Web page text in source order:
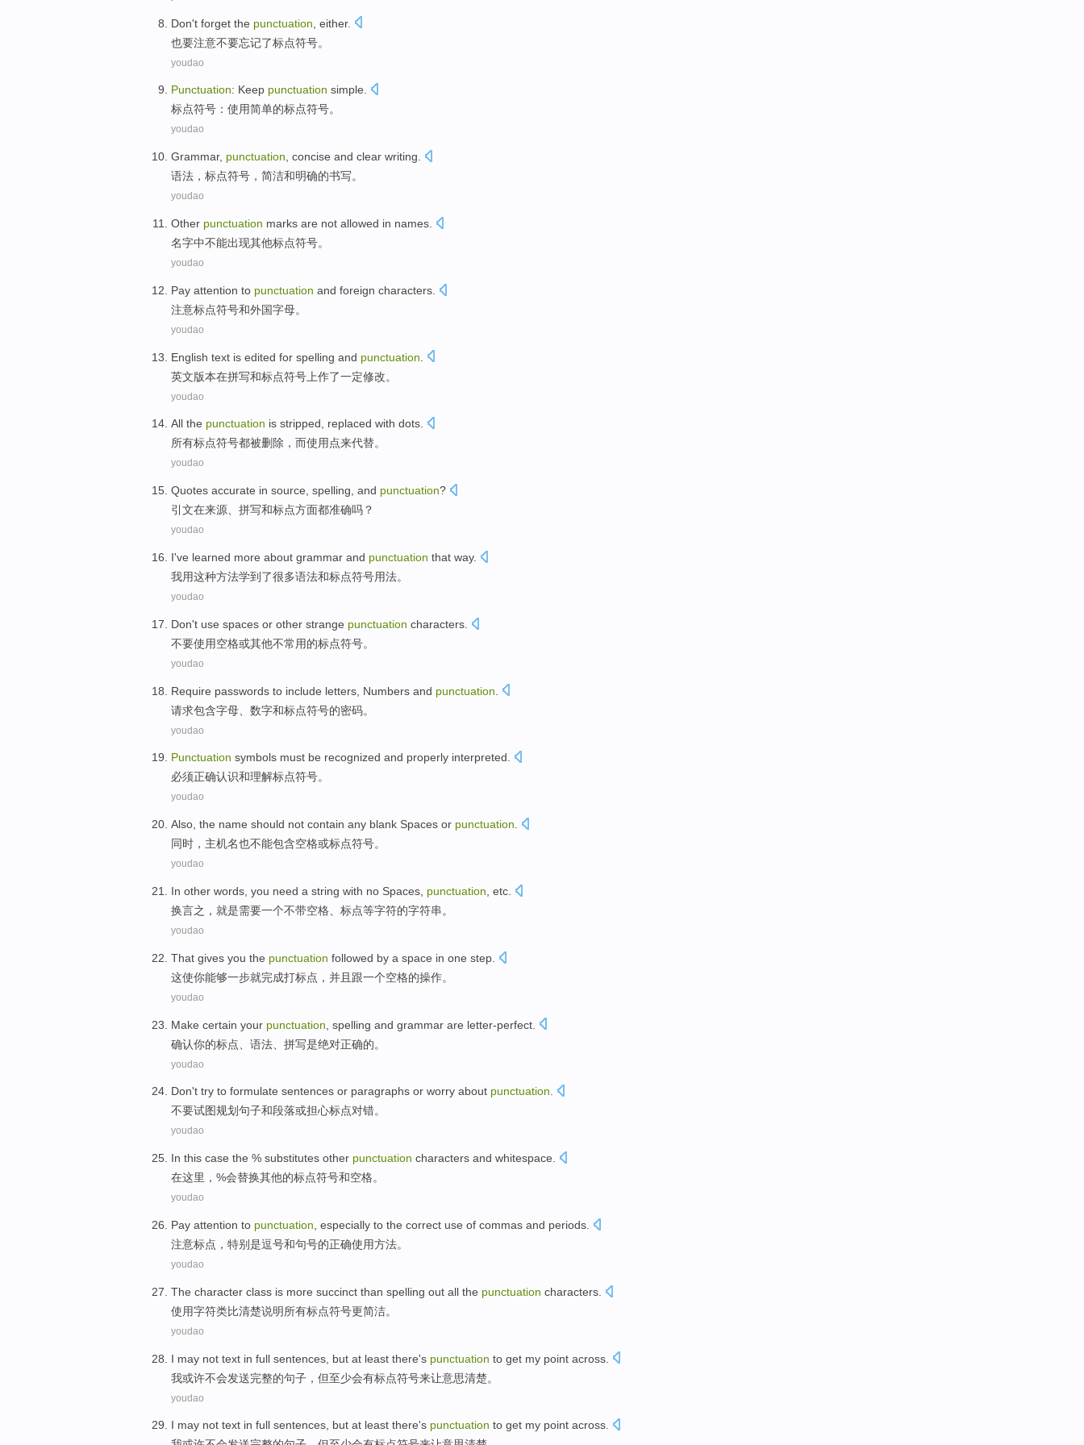
Don't forget the punctuation either.
也要注意不要忘记了标点符号。
youdao
Punctuation: Keep punctuation simple.
标点符号：使用简单的标点符号。
youdao
Grammar, punctuation concise and clear writing
语法 ， 标点符号 ， 简洁和明确的书写。
youdao
Other punctuation marks are not allowed in names
名字中不能出现其他标点符号。
youdao
Pay attention to punctuation and foreign characters
注意标点符号和外国字母。
youdao
English text is edited for spelling and punctuation
英文版本在拼写和标点符号上作了一定修改。
youdao
All the punctuation is stripped, replaced with dots.
所有标点符号都被删除，而使用 点来代替。
youdao
Quotes accurate in source spelling and punctuation?
引文在来源 拼写和标点方面都准确吗？
youdao
I've learned more about grammar and punctuation that way.
我用这种方法学到了很多语法和标点符号用法。
youdao
Don't use spaces or other strange punctuation characters.
不要使用空格或其他不常用的标点符号。
youdao
Require passwords to include letters Numbers and punctuation
请求包含字母 数字和标点符号的密码。
youdao
Punctuation symbols must be recognized and properly interpreted.
必须正确认识和理解标点符号。
youdao
Also the name should not contain any blank Spaces or punctuation
同时 ， 主机名也不能包含空格或标点符号。
youdao
In other words you need a string with no Spaces punctuation etc
换言之 ， 就是需要一个不带空格、 标点等字符的字符串。
youdao
That gives you the punctuation followed by a space in one step
这使你能够一步就完成打标点，并且 跟一个空格的操作。
youdao
Make certain your punctuation spelling and grammar are letter-perfect.
确认你的标点 语法 拼写是绝对正确的。
youdao
Don't try to formulate sentences or paragraphs or worry about punctuation.
不要试图规划句子和段落或担心标点对错。
youdao
In this case the % substitutes other punctuation characters and whitespace
在这里 ，%会替换其他的标点符号和空格。
youdao
Pay attention to punctuation especially to the correct use of commas and periods
注意标点 ， 特别是逗号和句号的正确使用方法。
youdao
The character class is more succinct than spelling out all the punctuation characters.
使用字符类比清楚说明所有标点符号更简洁。
youdao
I may not text in full sentences but at least there's punctuation to get my point across
我或许不会发送完整的句子 ， 但至少会有标点符号来让意思清楚。
youdao
I may not text in full sentences, but at least there's punctuation to get my point across.